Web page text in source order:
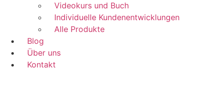
Videokurs und Buch
Individuelle Kundenentwicklungen
Alle Produkte
Blog
Über uns
Kontakt